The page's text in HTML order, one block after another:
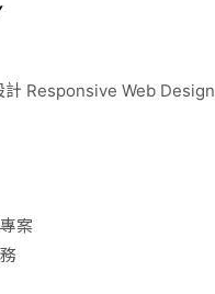
計 Responsive Web Design
案